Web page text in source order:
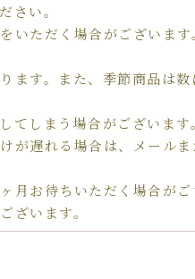
さい。
いただく場合がございます
ます。また、季節商品は数
てしまう場合がございます。
が遅れる場合は、メール
お待ちいただく場合がご
ざいます。